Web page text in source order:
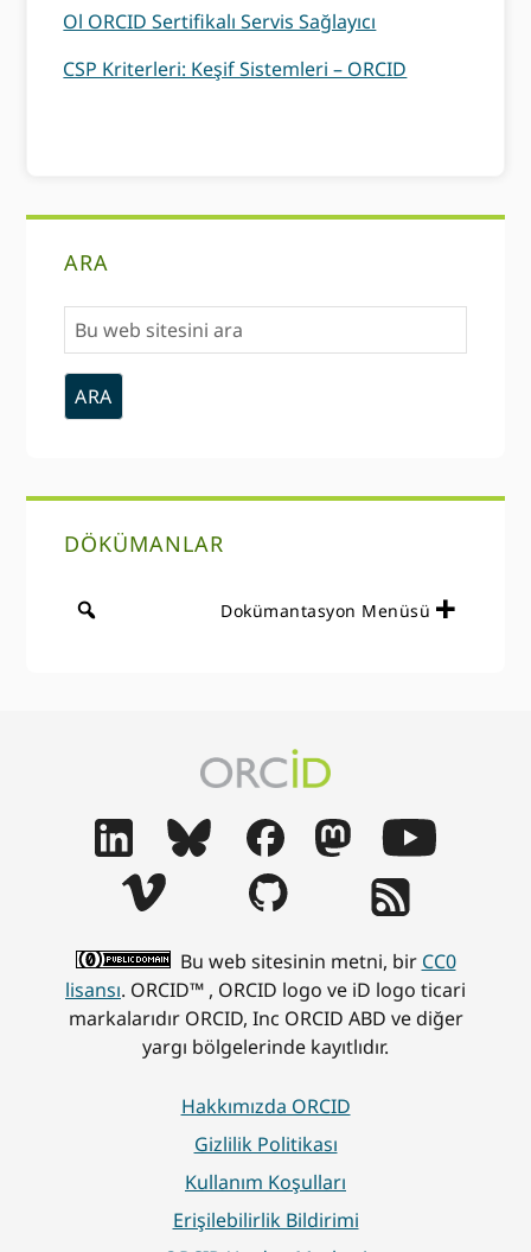
Ol ORCID Sertifikalı Servis Sağlayıcı
CSP Kriterleri: Keşif Sistemleri – ORCID
Çubuğu
ARA
Bu
web
sitesini
ara
DÖKÜMANLAR
Dokümantasyon Menüsü
Bu web sitesinin metni, bir CC0
lisansı. ORCID™ , ORCID logo ve iD logo ticari
markalarıdır ORCID, Inc ORCID ABD ve diğer
yargı bölgelerinde kayıtlıdır.
Hakkımızda ORCID
Gizlilik Politikası
Kullanım Koşulları
Erişilebilirlik Bildirimi